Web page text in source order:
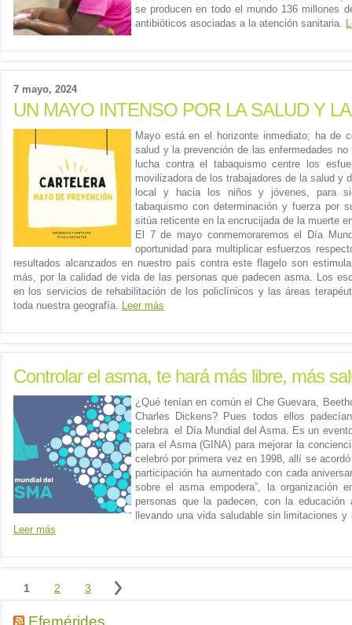
se producen en todo el mundo 136 millones
antibióticos asociadas a la atención sanitaria.
7 mayo, 2024
UN MAYO INTENSO POR LA SALUD Y
Mayo está en el horizonte inmediato; ha de
salud y la prevención de las enfermedades
lucha contra el tabaquismo centre los
movilizadora de los trabajadores de la salud y
local y hacia los niños y jóvenes, para
tabaquismo con determinación y fuerza por
sitúa reticente en la encrucijada de la muerte
El 7 de mayo conmemoraremos el Día
oportunidad para multiplicar esfuerzos
resultados alcanzados en nuestro país contra este flagelo son
más, por la calidad de vida de las personas que padecen asma. Los
en los servicios de rehabilitación de los policlínicos y las áreas
toda nuestra geografía. Leer más
Controlar el asma, te hará más libre, más
¿Qué tenían en común el Che Guevara,
Charles Dickens? Pues todos ellos
celebra el Día Mundial del Asma. Es un
para el Asma (GINA) para mejorar la
celebró por primera vez en 1998, allí se
participación ha aumentado con cada
sobre el asma empodera”, la organización
personas que la padecen, con la educación
llevando una vida saludable sin limitaciones
Leer más
Efemérides